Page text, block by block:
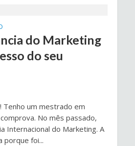
do Marketing
do seu
Tenho um mestrado em
No mês passado,
Internacional do Marketing. A
porque foi...